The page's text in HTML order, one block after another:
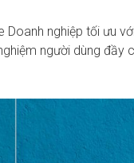
Doanh nghiệp tối ưu
người dùng đầy